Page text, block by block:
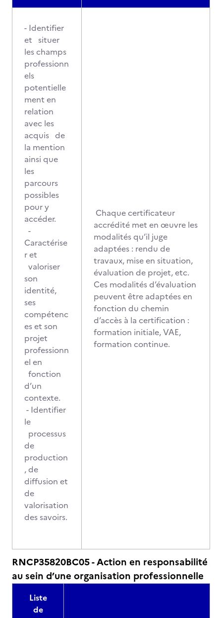
- Identifier
et situer
les champs
professionn
els
potentielle
ment en
relation
avec les
acquis de
la mention
ainsi que
les
parcours
possibles
pour y
accéder.
-
Caractérise
r et
valoriser
son
identité,
ses
compétenc
es et son
projet
professionn
el en
fonction
d’un
contexte.
- Identifier
le
processus
de
production
, de
diffusion et
de
valorisation
des savoirs.
Chaque certificateur
accrédité met en œuvre les
modalités qu’il juge
adaptées : rendu de
travaux, mise en situation,
évaluation de projet, etc.
Ces modalités d’évaluation
peuvent être adaptées en
fonction du chemin
d’accès à la certification :
formation initiale, VAE,
formation continue.
RNCP35820BC05 - Action en responsabilité
au sein d’une organisation professionnelle
Liste
de